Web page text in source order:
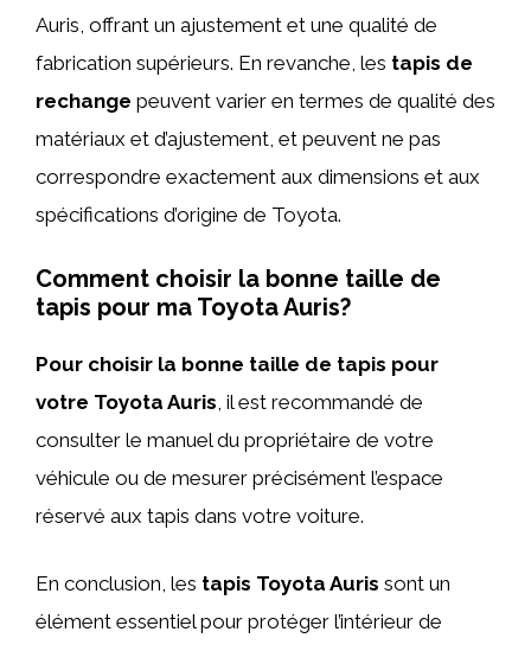
Auris, offrant un ajustement et une qualité de
fabrication supérieurs. En revanche, les tapis de
rechange peuvent varier en termes de qualité des
matériaux et d’ajustement, et peuvent ne pas
correspondre exactement aux dimensions et aux
spécifications d’origine de Toyota.
Comment choisir la bonne taille de
tapis pour ma Toyota Auris?
Pour choisir la bonne taille de tapis pour
votre Toyota Auris , il est recommandé de
consulter le manuel du propriétaire de votre
véhicule ou de mesurer précisément l’espace
réservé aux tapis dans votre voiture.
En conclusion, les tapis Toyota Auris sont un
élément essentiel pour protéger l’intérieur de